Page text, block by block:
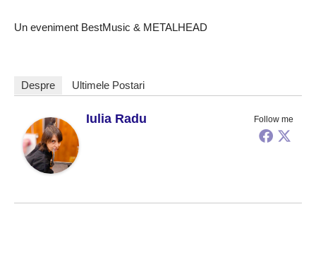
Un eveniment BestMusic & METALHEAD
Despre Ultimele Postari
Follow me
Iulia Radu